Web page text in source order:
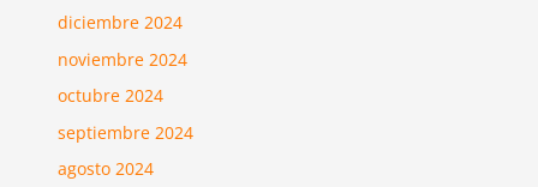
diciembre 2024
noviembre 2024
octubre 2024
septiembre 2024
agosto 2024